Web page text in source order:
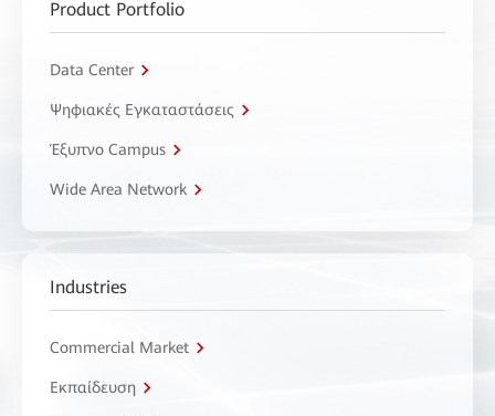
Product Portfolio
Data Center
Ψηφιακές Εγκαταστάσεις
Έξυπνο Campus
Wide Area Network
Industries
Commercial Market
Εκπαίδευση